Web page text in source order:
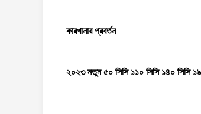
কারখানার প্রবর্তন
২০২৩ নতুন ৫০ সিসি ১১০ সিসি ১৪০ সিসি